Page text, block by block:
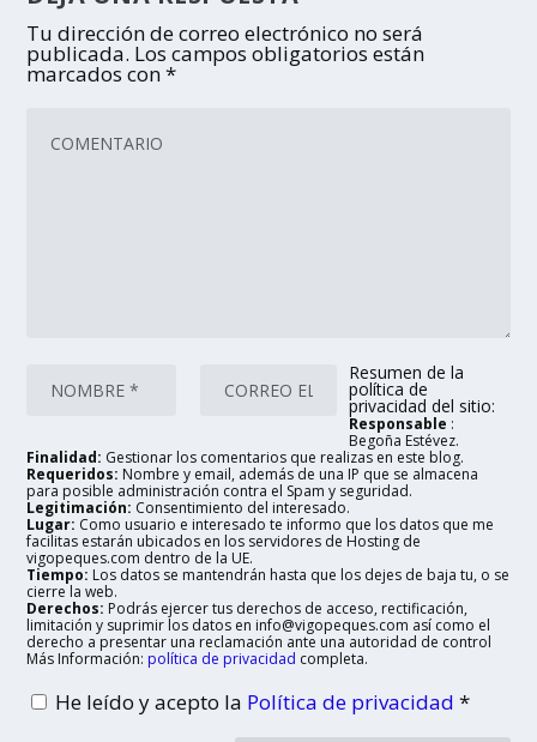
Tu dirección de correo electrónico no será
publicada. Los campos obligatorios están
marcados con*
Resumen de la
política de
privacidad del sitio:
Responsable :
Begoña Estévez.
Finalidad: Gestionar los comentarios que realizas en este blog.
Requeridos: Nombre y email, además de una IP que se almacena
para posible administración contra el Spam y seguridad.
Legitimación: Consentimiento del interesado.
Lugar: Como usuario e interesado te informo que los datos que me
facilitas estarán ubicados en los servidores de Hosting de
vigopeques.com dentro de la UE.
Tiempo: Los datos se mantendrán hasta que los dejes de baja tu, o se
cierre la web.
Derechos: Podrás ejercer tus derechos de acceso, rectificación,
limitación y suprimir los datos en info@vigopeques.com así como el
derecho a presentar una reclamación ante una autoridad de control
Más Información: política de privacidad completa.
He leído y acepto la Política de privacidad*